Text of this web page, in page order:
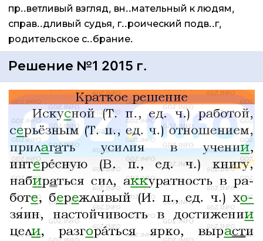
пр..ветливый взгляд, вн..мательный к людям,
справ..дливый судья, г..роический подв..г,
родительское с..брание.
Решение №1 2015 г.